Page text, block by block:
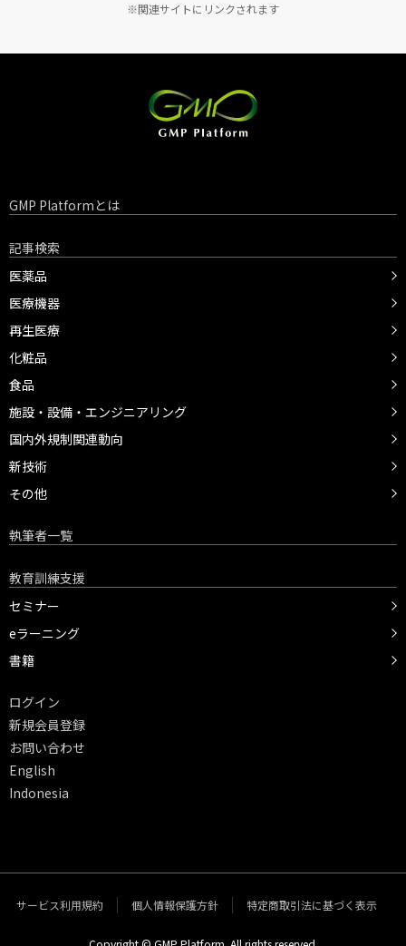
※関連サイトにリンクされます
GMP Platformとは
記事検索
医薬品
医療機器
再生医療
化粧品
食品
施設・設備・エンジニアリング
国内外規制関連動向
新技術
その他
執筆者一覧
教育訓練支援
セミナー
eラーニング
書籍
ログイン
新規会員登録
お問い合わせ
English
Indonesia
サービス利用規約 個人情報保護方針 特定商取引法に基づく表示